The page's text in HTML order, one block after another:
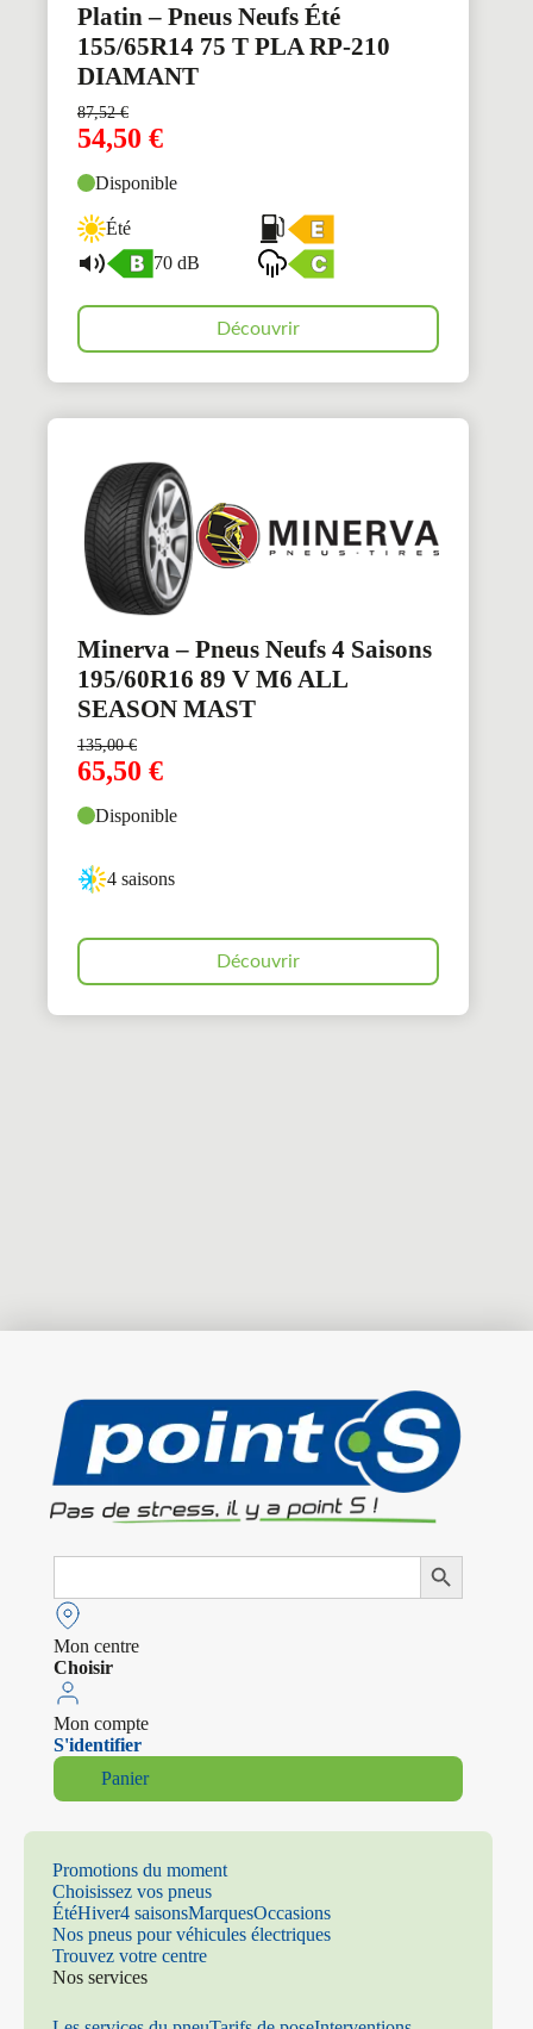
Platin – Pneus Neufs Été
155/65R14 75 T PLA RP-210
DIAMANT
87,52€
54,50 €
Disponible
Été
70 dB
Découvrir
Minerva – Pneus Neufs 4 Saisons
195/60R16 89 V M6 ALL
SEASON MAST
135,00€
65,50 €
Disponible
4 saisons
Découvrir
Search
Search Button
Mon centre
Choisir
Mon compte
S'identifier
Panier
Promotions du moment
Choisissez vos pneus
ÉtéHiver4 saisonsMarquesOccasions
Nos pneus pour véhicules électriques
Trouvez votre centre
Nos services